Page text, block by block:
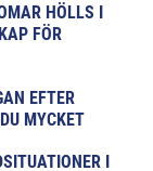
HÖLLS I
FÖR
EFTER
MYCKET
I